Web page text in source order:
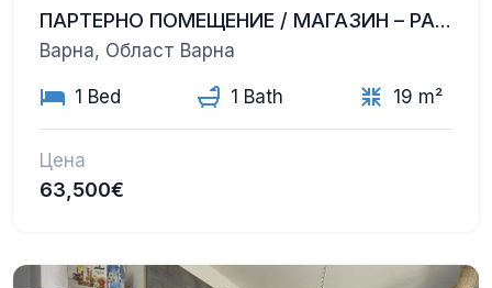
ПАРТЕРНО ПОМЕЩЕНИЕ / МАГАЗИН – РАЙОН НЕПТУН
Варна, Област Варна
1 Bed 1 Bath 19 m²
Цена
63,500€